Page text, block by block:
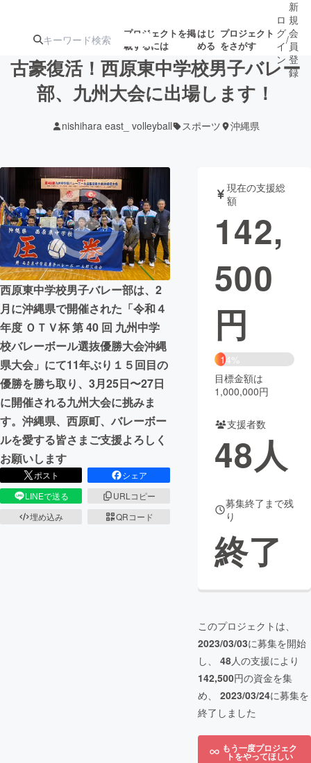
プロジェクトを掲
載するには
はじ
める
プロジェクト
をさがす
ターン
ジェクト
募集終了が近いプ
ロジェクト
されます
アート・写真 音楽
テクノロジー・ガジェット ゲーム・サ
映像・映画
ビジネス・起業
まちづくり・地域活性化
CAMPFIRE for Social Good
CAMPFIRE Creation
CAMPFIREふるさと納税
コミュニティ
ロ
グ
イ
ン
/
新
規
会
員
登
録
古豪復活！西原東中学校男子バレー
部、九州大会に出場します！
nishihara east_ volleyball スポーツ 沖縄県
西原東中学校男子バレー部は、2
月に沖縄県で開催された「令和４
年度 ＯＴＶ杯 第 40 回 九州中学
校バレーボール選抜優勝大会沖縄
県大会」にて11年ぶり１５回目の
優勝を勝ち取り、3月25日〜27日
に開催される九州大会に挑みま
す。沖縄県、西原町、バレーボー
ルを愛する皆さまご支援よろしく
お願いします
ポスト
シェア
LINEで送る
URLコピー
埋め込み
QRコード
現在の支援総
額
142,
500
円
14%
目標金額は
1,000,000円
支援者数
48人
募集終了まで残
り
終了
このプロジェクトは、
2023/03/03に募集を開始
し、 48人の支援により
142,500円の資金を集
め、 2023/03/24に募集を
終了しました
もう一度プロジェク
トをやってほしい